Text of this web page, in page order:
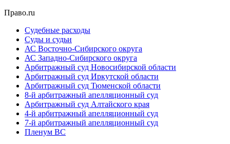
Право.ru
Судебные расходы
Суды и судьи
АС Восточно-Сибирского округа
АС Западно-Сибирского округа
Арбитражный суд Новосибирской области
Арбитражный суд Иркутской области
Арбитражный суд Тюменской области
8-й арбитражный апелляционный суд
Арбитражный суд Алтайского края
4-й арбитражный апелляционный суд
7-й арбитражный апелляционный суд
Пленум ВС